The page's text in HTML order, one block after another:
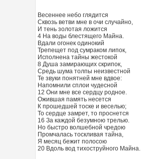
Весеннее небо глядится
Сквозь ветви мне в очи случайно,
И тень золотая ложится
4 На воды блестящего Майна.
Вдали огонек одинокий
Трепещет под сумраком липок,
Исполнена тайны жестокой
8 Душа замирающих скрипок,
Средь шума толпы неизвестной
Те звуки понятней мне вдвое:
Напомнили сплои чудесной
12 Они мне все сердцу родное.
Ожившая память несется
К прошедшей тоске и веселью;
То сердце замрет, то проснется
16 За каждой безумною трелью.
Но быстро волшебной чредою
Промчалась тоскливая тайна,
Я месяц бежит полосою
20 Вдоль вод тихоструйного Майна.